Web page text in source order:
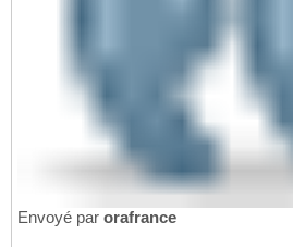
Envoyé par orafrance